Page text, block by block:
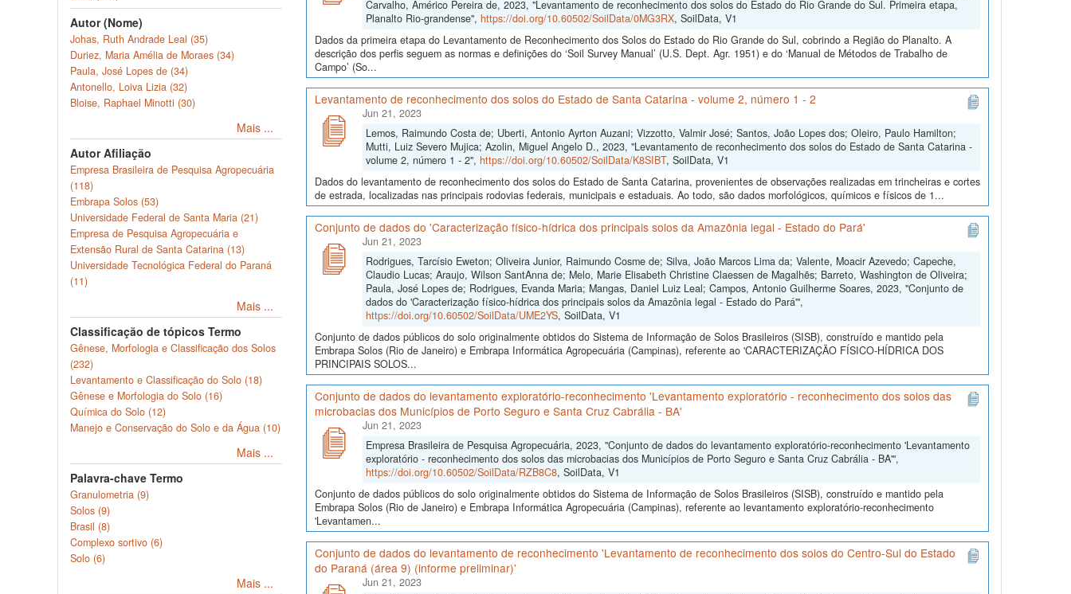
Autor (Nome)
Johas, Ruth Andrade Leal (35)
Duriez, Maria Amélia de Moraes (34)
Paula, José Lopes de (34)
Antonello, Loiva Lizia (32)
Bloise, Raphael Minotti (30)
Mais ...
Autor Afiliação
Empresa Brasileira de Pesquisa Agropecuária
(118)
Embrapa Solos (53)
Universidade Federal de Santa Maria (21)
Empresa de Pesquisa Agropecuária e
Extensão Rural de Santa Catarina (13)
Universidade Tecnológica Federal do Paraná
(11)
Mais ...
Classificação de tópicos Termo
Gênese, Morfologia e Classificação dos Solos
(232)
Levantamento e Classificação do Solo (18)
Gênese e Morfologia do Solo (16)
Química do Solo (12)
Manejo e Conservação do Solo e da Água (10)
Mais ...
Palavra-chave Termo
Granulometria (9)
Solos (9)
Brasil (8)
Complexo sortivo (6)
Solo (6)
Mais ...
Carvalho, Américo Pereira de, 2023, "Levantamento de reconhecimento dos solos do Estado do Rio Grande do Sul. Primeira etapa,
Planalto Rio-grandense", https://doi.org/10.60502/SoilData/0MG3RX, SoilData, V1
Dados da primeira etapa do Levantamento de Reconhecimento dos Solos do Estado do Rio Grande do Sul, cobrindo a Região do Planalto. A
descrição dos perfis seguem as normas e definições do ‘Soil Survey Manual’ (U.S. Dept. Agr. 1951) e do ‘Manual de Métodos de Trabalho de
Campo’ (So...
Levantamento de reconhecimento dos solos do Estado de Santa Catarina - volume 2, número 1 - 2
Jun 21, 2023
Lemos, Raimundo Costa de; Uberti, Antonio Ayrton Auzani; Vizzotto, Valmir José; Santos, João Lopes dos; Oleiro, Paulo Hamilton;
Mutti, Luiz Severo Mujica; Azolin, Miguel Angelo D., 2023, "Levantamento de reconhecimento dos solos do Estado de Santa Catarina -
volume 2, número 1 - 2", https://doi.org/10.60502/SoilData/K8SIBT, SoilData, V1
Dados do levantamento de reconhecimento dos solos do Estado de Santa Catarina, provenientes de observações realizadas em trincheiras e cortes
de estrada, localizadas nas principais rodovias federais, municipais e estaduais. Ao todo, são dados morfológicos, químicos e físicos de 1...
Conjunto de dados do 'Caracterização físico-hídrica dos principais solos da Amazônia legal - Estado do Pará'
Jun 21, 2023
Rodrigues, Tarcísio Eweton; Oliveira Junior, Raimundo Cosme de; Silva, João Marcos Lima da; Valente, Moacir Azevedo; Capeche,
Claudio Lucas; Araujo, Wilson SantAnna de; Melo, Marie Elisabeth Christine Claessen de Magalhẽs; Barreto, Washington de Oliveira;
Paula, José Lopes de; Rodrigues, Evanda Maria; Mangas, Daniel Luiz Leal; Campos, Antonio Guilherme Soares, 2023, "Conjunto de
dados do 'Caracterização físico-hídrica dos principais solos da Amazônia legal - Estado do Pará'",
https://doi.org/10.60502/SoilData/UME2YS, SoilData, V1
Conjunto de dados públicos do solo originalmente obtidos do Sistema de Informação de Solos Brasileiros (SISB), construído e mantido pela
Embrapa Solos (Rio de Janeiro) e Embrapa Informática Agropecuária (Campinas), referente ao 'CARACTERIZAÇÃO FÍSICO-HÍDRICA DOS
PRINCIPAIS SOLOS...
Conjunto de dados do levantamento exploratório-reconhecimento 'Levantamento exploratório - reconhecimento dos solos das
microbacias dos Municípios de Porto Seguro e Santa Cruz Cabrália - BA'
Jun 21, 2023
Empresa Brasileira de Pesquisa Agropecuária, 2023, "Conjunto de dados do levantamento exploratório-reconhecimento 'Levantamento
exploratório - reconhecimento dos solos das microbacias dos Municípios de Porto Seguro e Santa Cruz Cabrália - BA'",
https://doi.org/10.60502/SoilData/RZB8C8, SoilData, V1
Conjunto de dados públicos do solo originalmente obtidos do Sistema de Informação de Solos Brasileiros (SISB), construído e mantido pela
Embrapa Solos (Rio de Janeiro) e Embrapa Informática Agropecuária (Campinas), referente ao levantamento exploratório-reconhecimento
'Levantamen...
Conjunto de dados do levantamento de reconhecimento 'Levantamento de reconhecimento dos solos do Centro-Sul do Estado
do Paraná (área 9) (informe preliminar)'
Jun 21, 2023